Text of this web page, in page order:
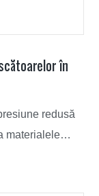
în
redusă
materialele